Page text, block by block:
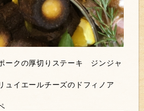
ークの厚切りステーキ ジンジャ
ュイエールチーズのドフィノア